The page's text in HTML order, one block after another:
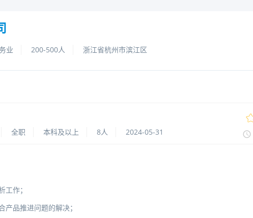
业 200-500人 浙江省杭州市滨江区
全职 本科及以上 8人 2024-05-31
作；
品推进问题的解决；